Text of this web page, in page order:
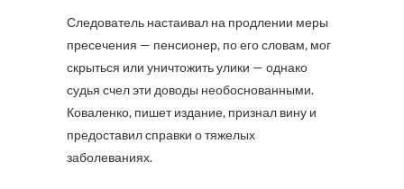
Следователь настаивал на продлении меры
пресечения — пенсионер, по его словам, мог
скрыться или уничтожить улики — однако
судья счел эти доводы необоснованными.
Коваленко, пишет издание, признал вину и
предоставил справки о тяжелых
заболеваниях.